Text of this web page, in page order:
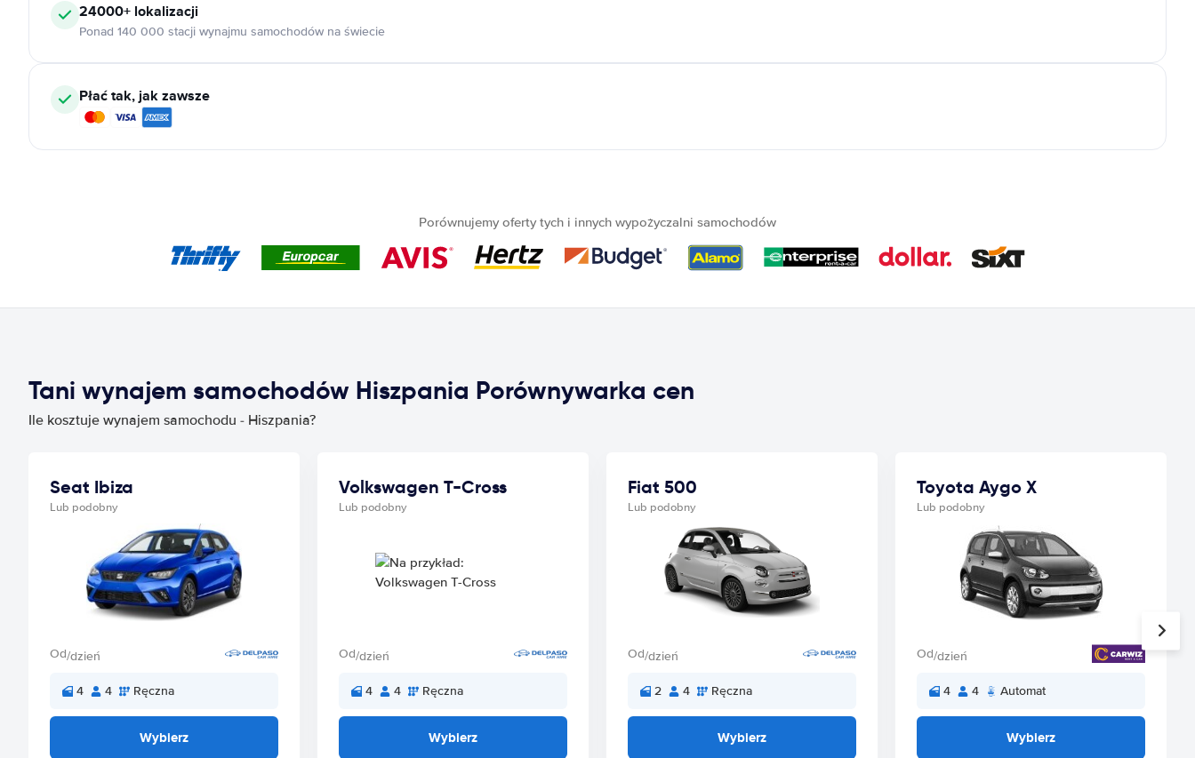
24000+ lokalizacji
Ponad 140 000 stacji wynajmu samochodów na świecie
Płać tak, jak zawsze
Porównujemy oferty tych i innych wypożyczalni samochodów
Tani wynajem samochodów Hiszpania Porównywarka cen
Ile kosztuje wynajem samochodu - Hiszpania?
Seat Ibiza
Lub podobny
Od/dzień
4 4 Ręczna
Wybierz
Volkswagen T-Cross
Lub podobny
Od/dzień
4 4 Ręczna
Wybierz
Fiat 500
Lub podobny
Od/dzień
2 4 Ręczna
Wybierz
Toyota Aygo X
Lub podobny
Od/dzień
4 4 Automat
Wybierz